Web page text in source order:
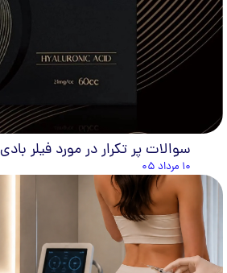
سوالات پر تکرار در مورد فیلر بادی
۱۰ مرداد ۰۵